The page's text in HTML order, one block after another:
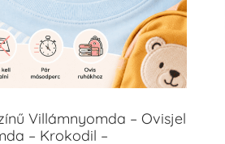
Villámnyomda – Ovisjel
– Krokodil –